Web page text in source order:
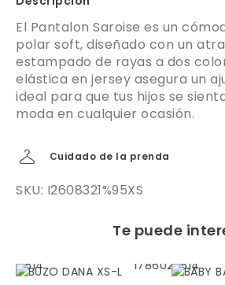
El Pantalon Saroise es un
polar soft, diseñado con un
estampado de rayas a dos
elástica en jersey asegura un
ideal para que tus hijos se
moda en cualquier ocasión.
Cuidado de la prenda
SKU: I2608321%95XS
Te puede